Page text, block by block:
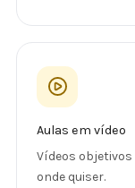
Aulas em vídeo
Vídeos objetivos
onde quiser.